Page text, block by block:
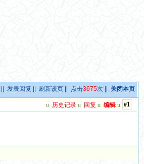
||发表回复 ||刷新该页 || 点击3675次 || 关闭本页
#1
u 历史记录 u 回复 u 编辑 u